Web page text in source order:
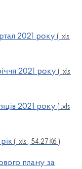
2021 року ( .xls
2021 року ( .xls
2021 року ( .xls
( .xls , 54.27 Кб )
плану за